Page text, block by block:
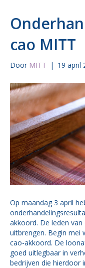
cao MITT
Door MITT | 19 april
Op maandag 3 april
akkoord. De leden
uitbrengen. Begin mei
cao-akkoord. De
goed uitlegbaar in
bedrijven die hierdoor